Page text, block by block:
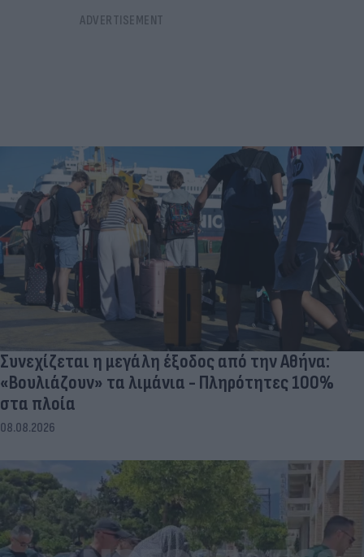
Συνεχίζεται η μεγάλη έξοδος από την Αθήνα:
«Βουλιάζουν» τα λιμάνια - Πληρότητες 100%
στα πλοία
08.08.2026